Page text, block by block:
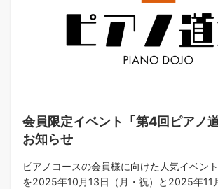
会員限定イベント「第4回ピアノ
お知らせ
ピアノコースの会員様に向けた人気イベン
を2025年10月13日（月・祝）と2025年11